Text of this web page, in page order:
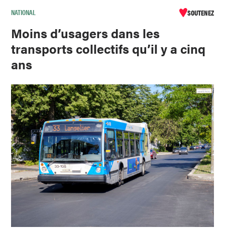
NATIONAL SOUTENEZ
Moins d’usagers dans les
transports collectifs qu’il y a cinq
ans